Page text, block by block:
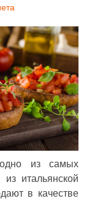
из самых
итальянской
в качестве